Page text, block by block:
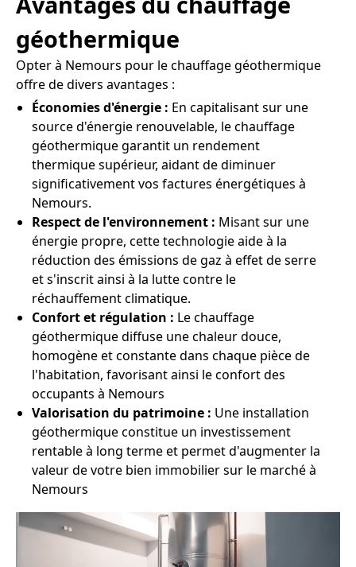
géothermique
Opter à Nemours pour le chauffage géothermique
offre de divers avantages :
Économies d'énergie : En capitalisant sur une
source d'énergie renouvelable, le chauffage
géothermique garantit un rendement
thermique supérieur, aidant de diminuer
significativement vos factures énergétiques à
Nemours.
Respect de l'environnement : Misant sur une
énergie propre, cette technologie aide à la
réduction des émissions de gaz à effet de serre
et s'inscrit ainsi à la lutte contre le
réchauffement climatique.
Confort et régulation : Le chauffage
géothermique diffuse une chaleur douce,
homogène et constante dans chaque pièce de
l'habitation, favorisant ainsi le confort des
occupants à Nemours
Valorisation du patrimoine : Une installation
géothermique constitue un investissement
rentable à long terme et permet d'augmenter la
valeur de votre bien immobilier sur le marché à
Nemours